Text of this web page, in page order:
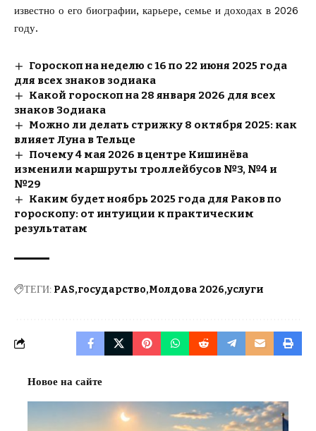
известно о его биографии, карьере, семье и доходах в 2026
году.
Гороскоп на неделю с 16 по 22 июня 2025 года
для всех знаков зодиака
Какой гороскоп на 28 января 2026 для всех
знаков Зодиака
Можно ли делать стрижку 8 октября 2025: как
влияет Луна в Тельце
Почему 4 мая 2026 в центре Кишинёва
изменили маршруты троллейбусов №3, №4 и
№29
Каким будет ноябрь 2025 года для Раков по
гороскопу: от интуиции к практическим
результатам
ТЕГИ: PAS государство Молдова 2026 услуги
Новое на сайте